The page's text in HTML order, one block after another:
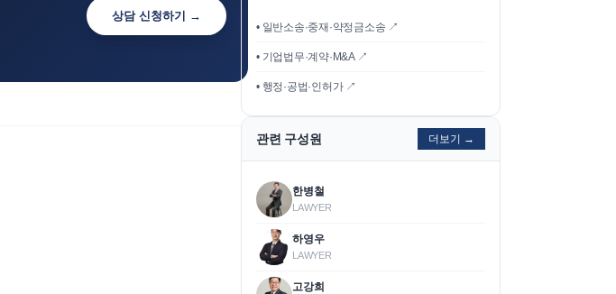
상담 신청하기 →
• 일반소송·중재·약정금소송 ↗
• 기업법무·계약·M&A ↗
• 행정·공법·인허가 ↗
관련 구성원 더보기 →
한병철
LAWYER
하영우
LAWYER
고강희